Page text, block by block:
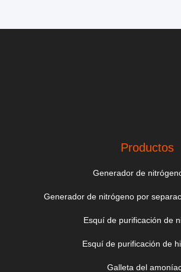
Productos
Generador de
Generador de nitrógeno por
Esquí de purificación de
Esquí de purificación de
Galleta del